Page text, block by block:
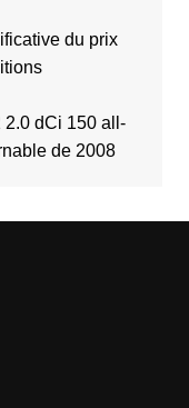
du prix
2.0 dCi 150 all-
de 2008